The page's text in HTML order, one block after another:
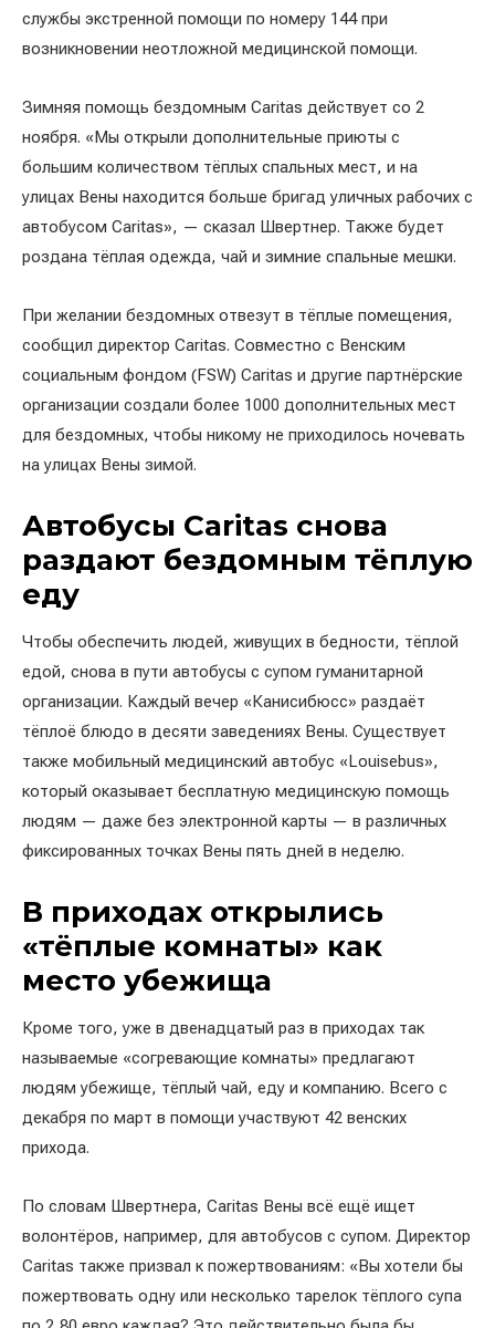
службы экстренной помощи по номеру 144 при
возникновении неотложной медицинской помощи.
Зимняя помощь бездомным Caritas действует со 2
ноября. «Мы открыли дополнительные приюты с
большим количеством тёплых спальных мест, и на
улицах Вены находится больше бригад уличных рабочих с
автобусом Caritas», — сказал Швертнер. Также будет
роздана тёплая одежда, чай и зимние спальные мешки.
При желании бездомных отвезут в тёплые помещения,
сообщил директор Caritas. Совместно с Венским
социальным фондом (FSW) Caritas и другие партнёрские
организации создали более 1000 дополнительных мест
для бездомных, чтобы никому не приходилось ночевать
на улицах Вены зимой.
Автобусы Caritas снова
раздают бездомным тёплую
еду
Чтобы обеспечить людей, живущих в бедности, тёплой
едой, снова в пути автобусы с супом гуманитарной
организации. Каждый вечер «Канисибюсс» раздаёт
тёплоё блюдо в десяти заведениях Вены. Существует
также мобильный медицинский автобус «Louisebus»,
который оказывает бесплатную медицинскую помощь
людям — даже без электронной карты — в различных
фиксированных точках Вены пять дней в неделю.
В приходах открылись
«тёплые комнаты» как
место убежища
Кроме того, уже в двенадцатый раз в приходах так
называемые «согревающие комнаты» предлагают
людям убежище, тёплый чай, еду и компанию. Всего с
декабря по март в помощи участвуют 42 венских
прихода.
По словам Швертнера, Caritas Вены всё ещё ищет
волонтёров, например, для автобусов с супом. Директор
Caritas также призвал к пожертвованиям: «Вы хотели бы
пожертвовать одну или несколько тарелок тёплого супа